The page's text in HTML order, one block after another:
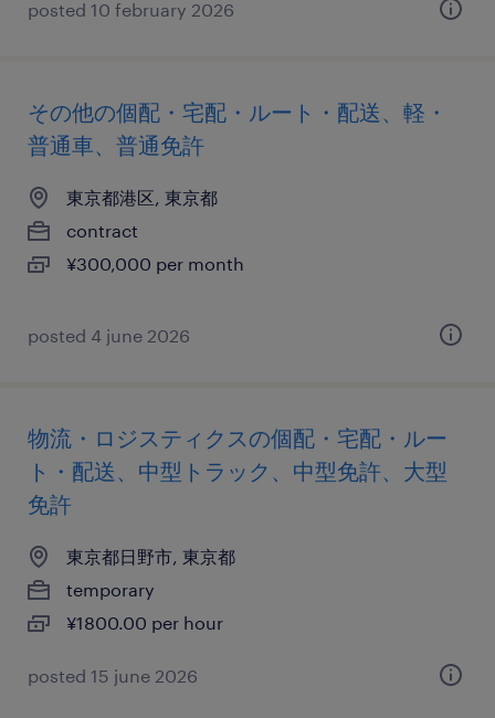
posted 10 february 2026
その他の個配・宅配・ルート・配送、軽・
普通車、普通免許
東京都港区, 東京都
contract
¥300,000 per month
posted 4 june 2026
物流・ロジスティクスの個配・宅配・ルー
ト・配送、中型トラック、中型免許、大型
免許
東京都日野市, 東京都
temporary
¥1800.00 per hour
posted 15 june 2026